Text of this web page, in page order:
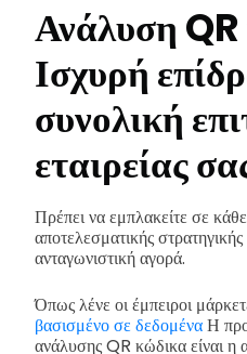
Ανάλυση
Ισχυρή
συνολική
εταιρείας
Πρέπει να εμπλακείτε σε
αποτελεσματικής
ανταγωνιστική αγορά.
Όπως λένε οι έμπειροι
βασισμένο σε δεδομέναΗ
ανάλυσης QR κώδικα είναι η